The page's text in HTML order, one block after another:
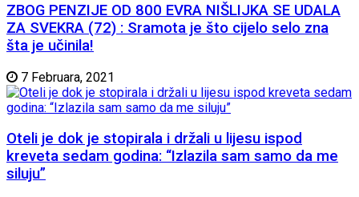
ZBOG PENZIJE OD 800 EVRA NIŠLIJKA SE UDALA
ZA SVEKRA (72) : Sramota je što cijelo selo zna
šta je učinila!
7 Februara, 2021
Oteli je dok je stopirala i držali u lijesu ispod
kreveta sedam godina: “Izlazila sam samo da me
siluju”